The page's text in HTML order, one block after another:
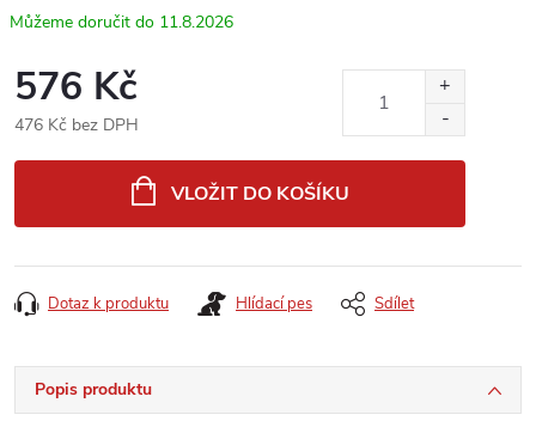
11.8.2026
576 Kč
476 Kč bez DPH
VLOŽIT DO KOŠÍKU
Dotaz k produktu Hlídací pes Sdílet
Popis produktu